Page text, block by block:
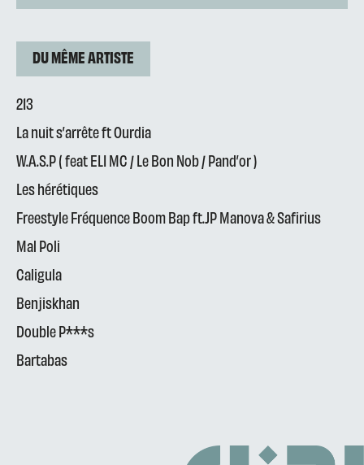
DU MÊME ARTISTE
213
La nuit s’arrête ft Ourdia
W.A.S.P ( feat ELI MC / Le Bon Nob / Pand’or )
Les hérétiques
Freestyle Fréquence Boom Bap ft.JP Manova & Safirius
Mal Poli
Caligula
Benjiskhan
Double P***s
Bartabas